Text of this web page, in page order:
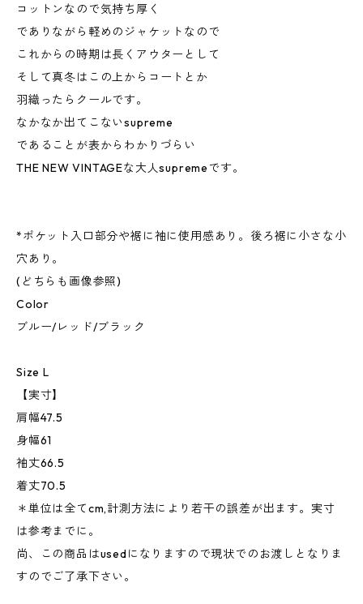
コットンなので気持ち厚く
でありながら軽めのジャケットなので
これからの時期は長くアウターとして
そして真冬はこの上からコートとか
羽織ったらクールです。
なかなか出てこないsupreme
であることが表からわかりづらい
THE NEW VINTAGEな大人supremeです。
*ポケット入口部分や裾に袖に使用感あり。後ろ裾に小さな小
穴あり。
(どちらも画像参照)
Color
ブルー/レッド/ブラック
Size L
【実寸】
肩幅47.5
身幅61
袖丈66.5
着丈70.5
＊単位は全てcm,計測方法により若干の誤差が出ます。実寸
は参考までに。
尚、この商品はusedになりますので現状でのお渡しとなりま
すのでご了承下さい。